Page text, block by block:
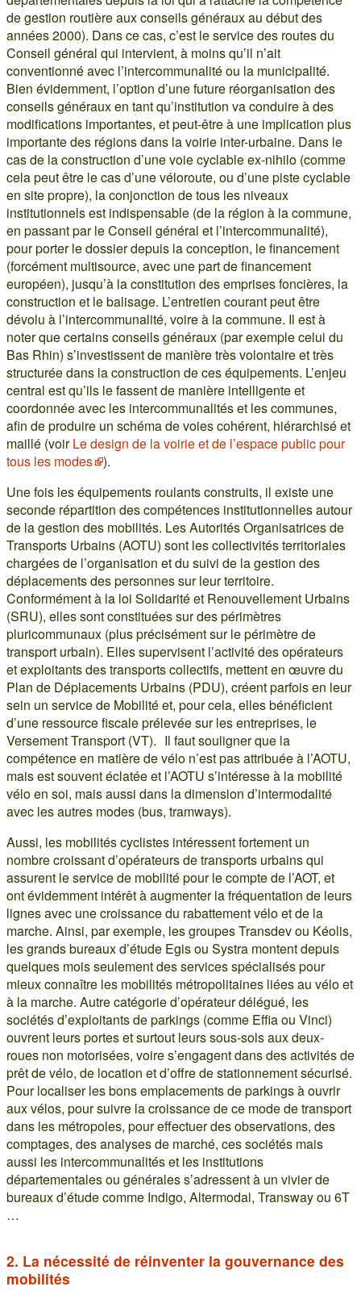
de gestion routière aux conseils généraux au début des
années 2000). Dans ce cas, c’est le service des routes du
Conseil général qui intervient, à moins qu’il n’ait
conventionné avec l’intercommunalité ou la municipalité.
Bien évidemment, l’option d’une future réorganisation des
conseils généraux en tant qu’institution va conduire à des
modifications importantes, et peut-être à une implication plus
importante des régions dans la voirie inter-urbaine. Dans le
cas de la construction d’une voie cyclable ex-nihilo (comme
cela peut être le cas d’une véloroute, ou d’une piste cyclable
en site propre), la conjonction de tous les niveaux
institutionnels est indispensable (de la région à la commune,
en passant par le Conseil général et l’intercommunalité),
pour porter le dossier depuis la conception, le financement
(forcément multisource, avec une part de financement
européen), jusqu’à la constitution des emprises foncières, la
construction et le balisage. L’entretien courant peut être
dévolu à l’intercommunalité, voire à la commune. Il est à
noter que certains conseils généraux (par exemple celui du
Bas Rhin) s’investissent de manière très volontaire et très
structurée dans la construction de ces équipements. L’enjeu
central est qu’ils le fassent de manière intelligente et
coordonnée avec les intercommunalités et les communes,
afin de produire un schéma de voies cohérent, hiérarchisé et
maillé (voirLe design de la voirie et de l’espace public pour
tous les modes ).
Une fois les équipements roulants construits, il existe une
seconde répartition des compétences institutionnelles autour
de la gestion des mobilités. Les Autorités Organisatrices de
Transports Urbains (AOTU) sont les collectivités territoriales
chargées de l’organisation et du suivi de la gestion des
déplacements des personnes sur leur territoire.
Conformément à la loi Solidarité et Renouvellement Urbains
(SRU), elles sont constituées sur des périmètres
pluricommunaux (plus précisément sur le périmètre de
transport urbain). Elles supervisent l’activité des opérateurs
et exploitants des transports collectifs, mettent en œuvre du
Plan de Déplacements Urbains (PDU), créent parfois en leur
sein un service de Mobilité et, pour cela, elles bénéficient
d’une ressource fiscale prélevée sur les entreprises, le
Versement Transport (VT). Il faut souligner que la
compétence en matière de vélo n’est pas attribuée à l’AOTU,
mais est souvent éclatée et l’AOTU s’intéresse à la mobilité
vélo en soi, mais aussi dans la dimension d’intermodalité
avec les autres modes (bus, tramways).
Aussi, les mobilités cyclistes intéressent fortement un
nombre croissant d’opérateurs de transports urbains qui
assurent le service de mobilité pour le compte de l’AOT, et
ont évidemment intérêt à augmenter la fréquentation de leurs
lignes avec une croissance du rabattement vélo et de la
marche. Ainsi, par exemple, les groupes Transdev ou Kéolis,
les grands bureaux d’étude Egis ou Systra montent depuis
quelques mois seulement des services spécialisés pour
mieux connaître les mobilités métropolitaines liées au vélo et
à la marche. Autre catégorie d’opérateur délégué, les
sociétés d’exploitants de parkings (comme Effia ou Vinci)
ouvrent leurs portes et surtout leurs sous-sols aux deux-
roues non motorisées, voire s’engagent dans des activités de
prêt de vélo, de location et d’offre de stationnement sécurisé.
Pour localiser les bons emplacements de parkings à ouvrir
aux vélos, pour suivre la croissance de ce mode de transport
dans les métropoles, pour effectuer des observations, des
comptages, des analyses de marché, ces sociétés mais
aussi les intercommunalités et les institutions
départementales ou générales s’adressent à un vivier de
bureaux d’étude comme Indigo, Altermodal, Transway ou 6T
…
2. La nécessité de réinventer la gouvernance des
mobilités